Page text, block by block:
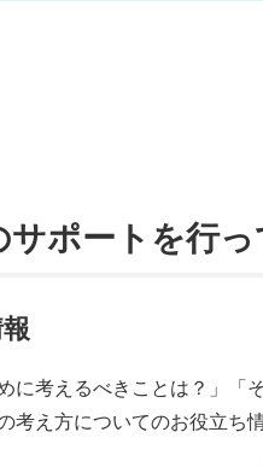
サポートを行
に考えるべきことは？」「
考え方についてのお役立ち